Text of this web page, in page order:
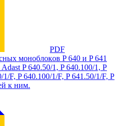
PDF
мoнoблoкoв P 640 и P 641
P 640.50/1, P 640.100/1, P
F, P 640.100/1/F, P 641.50/1/F, P
к ним.